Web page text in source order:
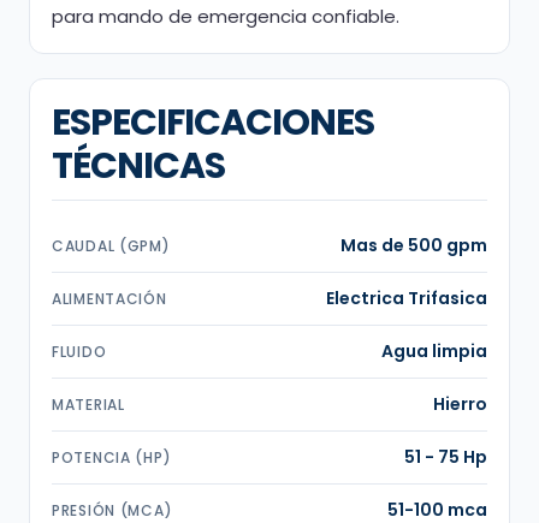
para mando de emergencia confiable.
ESPECIFICACIONES
TÉCNICAS
CAUDAL (GPM) Mas de 500 gpm
ALIMENTACIÓN Electrica Trifasica
FLUIDO Agua limpia
MATERIAL Hierro
POTENCIA (HP) 51 - 75 Hp
PRESIÓN (MCA) 51-100 mca